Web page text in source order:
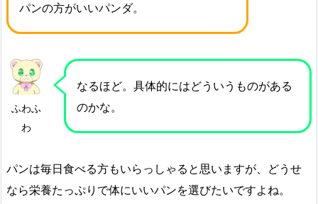
パンの方がいいパンダ。
ふわふ
わ
なるほど。具体的にはどういうものがある
のかな。
パンは毎日食べる方もいらっしゃると思いますが、どうせ
なら栄養たっぷりで体にいいパンを選びたいですよね。